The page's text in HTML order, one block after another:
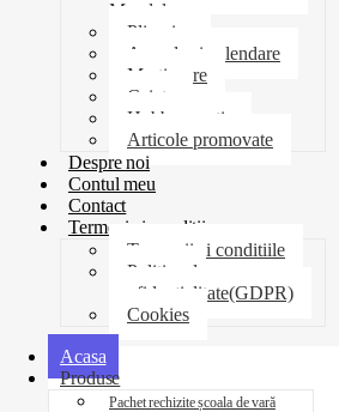
Mendeleev
Plicuri
Agende si calendare
Martisoare
Caiete
Hobby creatie
Articole promovate
Despre noi
Contul meu
Contact
Termeni si conditii
Termenii si conditiile
Politica de
confidentialitate(GDPR)
Cookies
Acasa
Produse
Pachet rechizite școala de vară